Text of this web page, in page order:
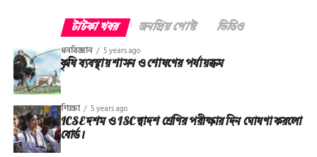
টাটকা খবর জনপ্রিয় পোস্ট ভিডিও
ধনবিজ্ঞান 5 years ago
কৃষি ব্যবস্থায় শাসন ও শোষণের পর্যায়ক্রম
শিক্ষা 5 years ago
ICSE দশম ও ISC দ্বাদশ শ্রেণির পরীক্ষার দিন ঘোষণা করলো
বোর্ড।